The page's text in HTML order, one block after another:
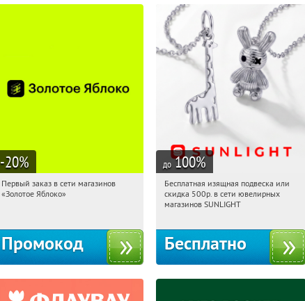
-20%
05:46:09
Получи первым!
Первый заказ в сети магазинов
«Золотое Яблоко»
Промокод
до 100%
05:46:09 Получили:
Россия
Бесплатная изящная подвеска или
скидка 500р. в сети ювелирных
магазинов SUNLIGHT
Бесплатно